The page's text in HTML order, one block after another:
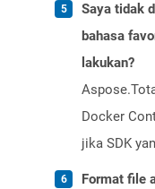
Saya tidak
bahasa
lakukan?
Docker
jika SDK
Format file